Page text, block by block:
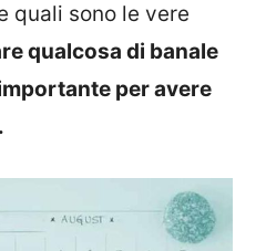
quali sono le vere
qualcosa di banale
per avere